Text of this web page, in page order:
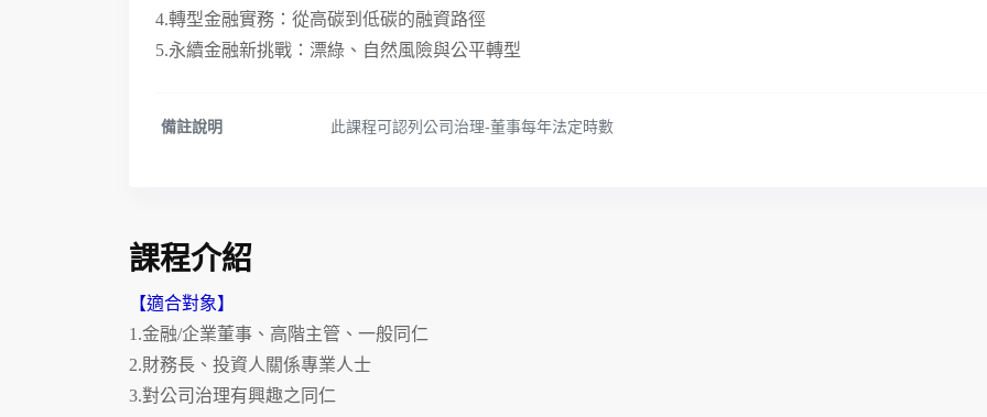
4.轉型金融實務：從高碳到低碳的融資路徑
5.永續金融新挑戰：漂綠、自然風險與公平轉型
備註說明 此課程可認列公司治理-董事每年法定時數
課程介紹
【適合對象】
1.金融/企業董事、高階主管、一般同仁
2.財務長、投資人關係專業人士
3.對公司治理有興趣之同仁